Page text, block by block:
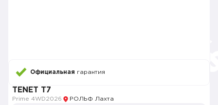
Официальная гарантия
TENET T7
Prime 4WD2026 РОЛЬФ Лахта